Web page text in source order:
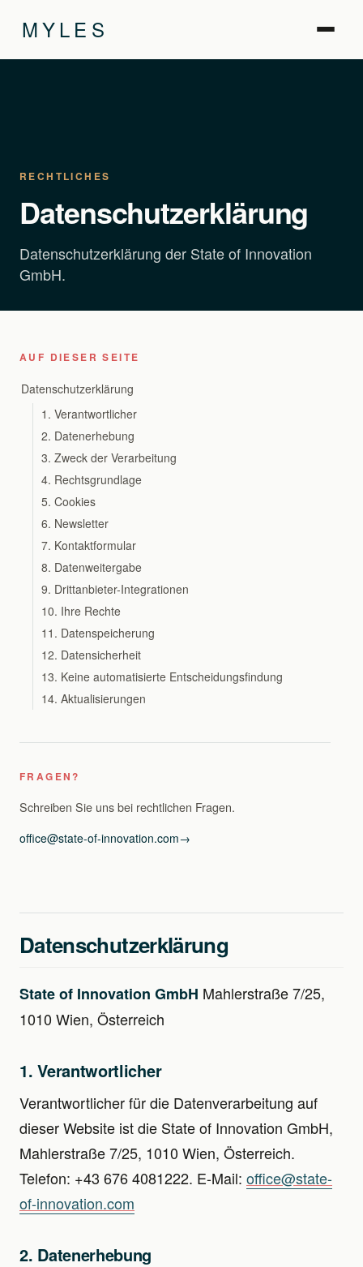
MYLES
RECHTLICHES
Datenschutzerklärung
Datenschutzerklärung der State of Innovation
GmbH.
AUF DIESER SEITE
Datenschutzerklärung
1. Verantwortlicher
2. Datenerhebung
3. Zweck der Verarbeitung
4. Rechtsgrundlage
5. Cookies
6. Newsletter
7. Kontaktformular
8. Datenweitergabe
9. Drittanbieter-Integrationen
10. Ihre Rechte
11. Datenspeicherung
12. Datensicherheit
13. Keine automatisierte Entscheidungsfindung
14. Aktualisierungen
FRAGEN?
Schreiben Sie uns bei rechtlichen Fragen.
office@state-of-innovation.com→
Datenschutzerklärung
State of Innovation GmbH Mahlerstraße 7/25,
1010 Wien, Österreich
1. Verantwortlicher
Verantwortlicher für die Datenverarbeitung auf
dieser Website ist die State of Innovation GmbH,
Mahlerstraße 7/25, 1010 Wien, Österreich.
Telefon: +43 676 4081222. E-Mail: office@state-
of-innovation.com
2. Datenerhebung